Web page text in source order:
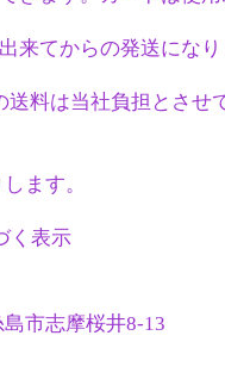
来てからの発送にな
送料は当社負担とさせ
ます。
く表示
市志摩桜井8-13